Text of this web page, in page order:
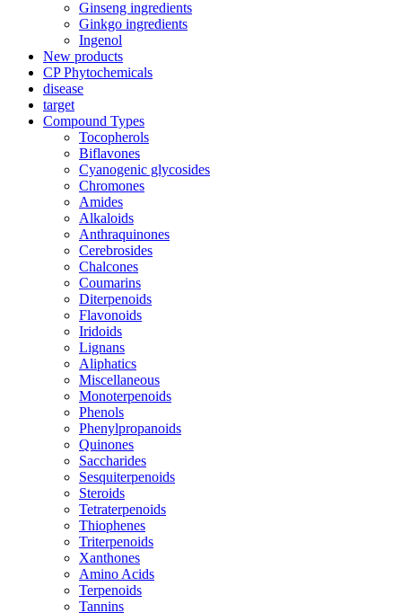
Ginseng ingredients
Ginkgo ingredients
Ingenol
New products
CP Phytochemicals
disease
target
Compound Types
Tocopherols
Biflavones
Cyanogenic glycosides
Chromones
Amides
Alkaloids
Anthraquinones
Cerebrosides
Chalcones
Coumarins
Diterpenoids
Flavonoids
Iridoids
Lignans
Aliphatics
Miscellaneous
Monoterpenoids
Phenols
Phenylpropanoids
Quinones
Saccharides
Sesquiterpenoids
Steroids
Tetraterpenoids
Thiophenes
Triterpenoids
Xanthones
Amino Acids
Terpenoids
Tannins